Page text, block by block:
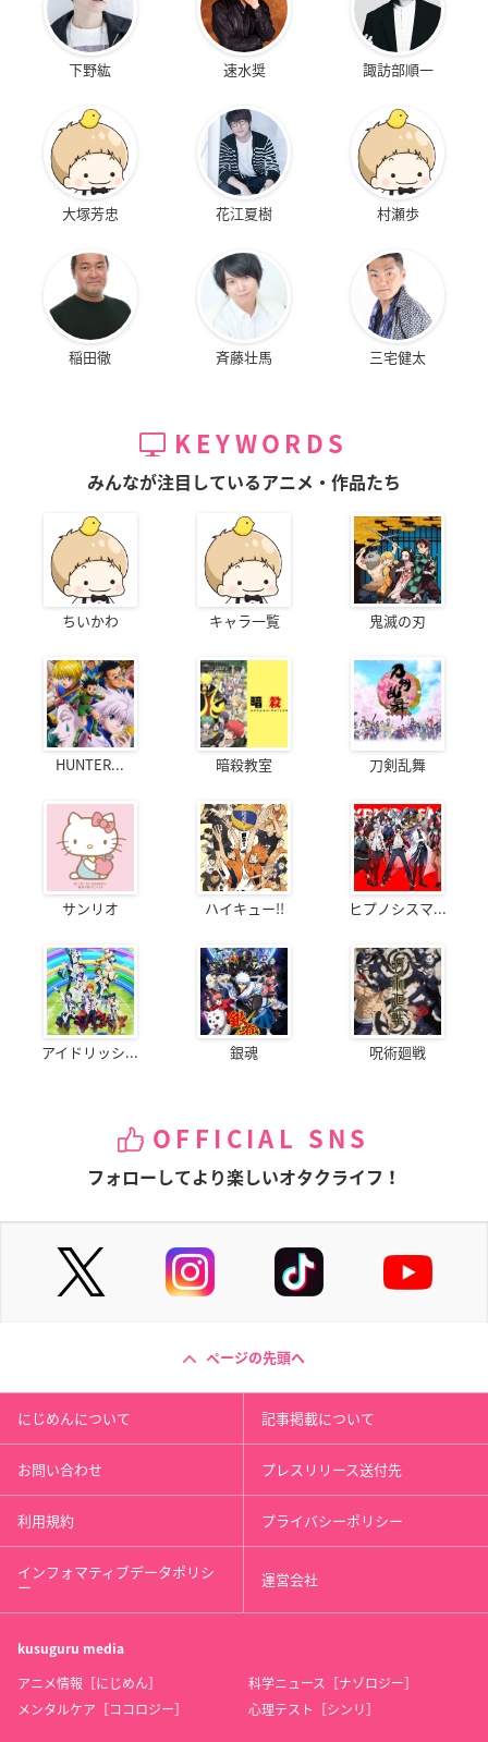
下野紘 速水奨 諏訪部順一
大塚芳忠 花江夏樹 村瀬歩
稲田徹 斉藤壮馬 三宅健太
KEYWORDS
みんなが注目しているアニメ・作品たち
ちいかわ キャラ一覧 鬼滅の刃
HUNTER... 暗殺教室 刀剣乱舞
サンリオ ハイキュー!! ヒプノシスマ...
アイドリッシ... 銀魂 呪術廻戦
OFFICIAL SNS
フォローしてより楽しいオタクライフ！
ページの先頭へ
にじめんについて 記事掲載について
お問い合わせ プレスリリース送付先
利用規約 プライバシーポリシー
インフォマティブデータポリシ
ー 運営会社
kusuguru media
アニメ情報［にじめん］
科学ニュース［ナゾロジー］
メンタルケア［ココロジー］
心理テスト［シンリ］